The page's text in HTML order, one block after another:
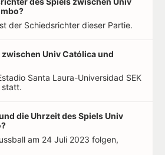
der Schiedsrichter dieser Partie.
Univ Católica und
Santa Laura-Universidad SEK
statt.
die Uhrzeit des Spiels Univ
am 24 Juli 2023 folgen,